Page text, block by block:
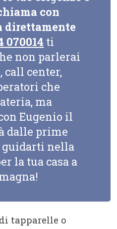
con
direttamente
070014 ti
non parlerai
center,
che
ma
Eugenio il
dalle prime
guidarti nella
la tua casa a
tapparelle o